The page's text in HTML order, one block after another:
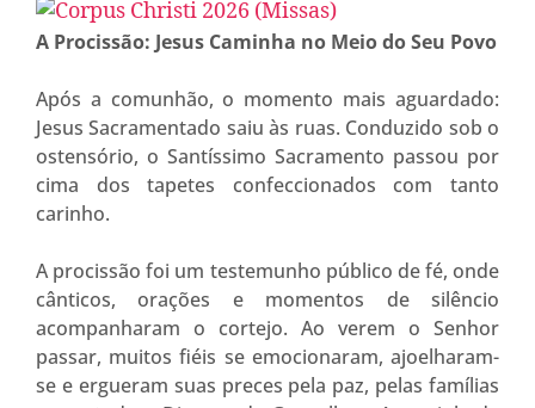
A Procissão: Jesus Caminha no Meio do Seu Povo
Após a comunhão, o momento mais aguardado:
Jesus Sacramentado saiu às ruas. Conduzido sob o
ostensório, o Santíssimo Sacramento passou por
cima dos tapetes confeccionados com tanto
carinho.
A procissão foi um testemunho público de fé, onde
cânticos, orações e momentos de silêncio
acompanharam o cortejo. Ao verem o Senhor
passar, muitos fiéis se emocionaram, ajoelharam-
se e ergueram suas preces pela paz, pelas famílias